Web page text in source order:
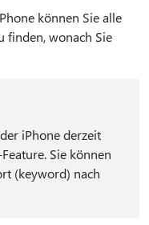
können Sie alle
finden, wonach Sie
iPhone derzeit
Sie können
(keyword) nach